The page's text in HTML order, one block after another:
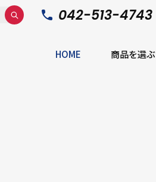
042-513-4743
HOME 商品を選ぶ